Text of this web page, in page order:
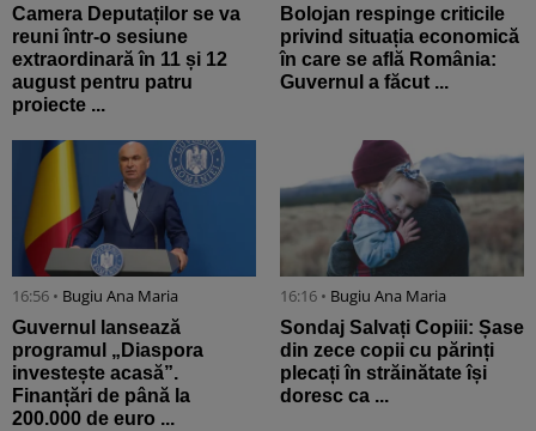
Camera Deputaților se va
reuni într-o sesiune
extraordinară în 11 și 12
august pentru patru
proiecte ...
Bolojan respinge criticile
privind situația economică
în care se află România:
Guvernul a făcut ...
16:56 • Bugiu ⁠Ana Maria
Guvernul lansează
programul „Diaspora
investește acasă”.
Finanțări de până la
200.000 de euro ...
16:16 • Bugiu ⁠Ana Maria
Sondaj Salvați Copiii: Șase
din zece copii cu părinți
plecați în străinătate își
doresc ca ...